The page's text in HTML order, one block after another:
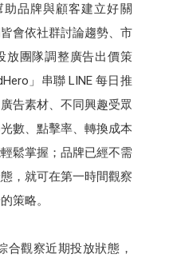
助品牌與顧客建立好關
會依社群討論趨勢、市
放團隊調整廣告出價策
」串聯 LINE 每日推
告素材、不同興趣受眾
數、點擊率、轉換成本
鬆掌握；品牌已經不需
，就可在第一時間觀察
策略。
合觀察近期投放狀態，